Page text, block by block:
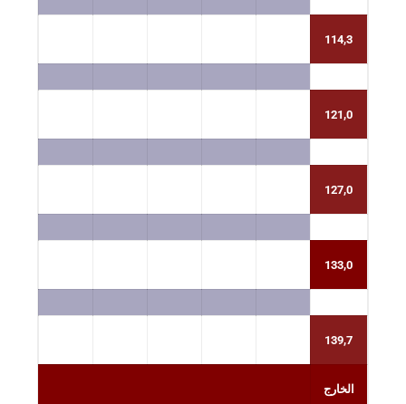
114,3
121,0
127,0
133,0
139,7
الخارج